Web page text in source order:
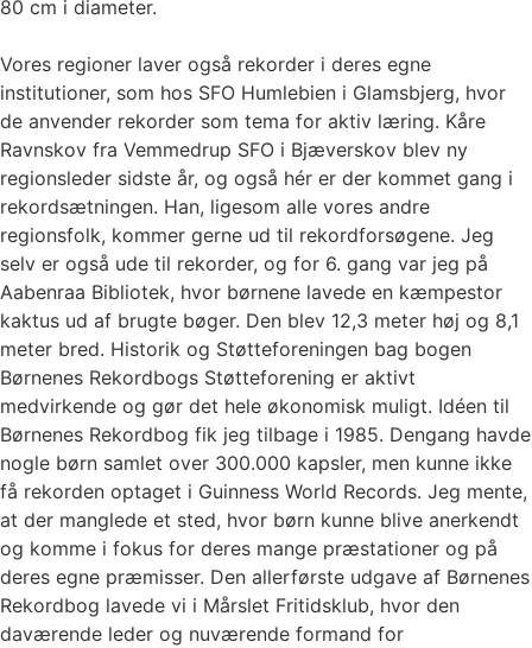
80 cm i diameter.
Vores regioner laver også rekorder i deres egne
institutioner, som hos SFO Humlebien i Glamsbjerg, hvor
de anvender rekorder som tema for aktiv læring. Kåre
Ravnskov fra Vemmedrup SFO i Bjæverskov blev ny
regionsleder sidste år, og også hér er der kommet gang i
rekordsætningen. Han, ligesom alle vores andre
regionsfolk, kommer gerne ud til rekordforsøgene. Jeg
selv er også ude til rekorder, og for 6. gang var jeg på
Aabenraa Bibliotek, hvor børnene lavede en kæmpestor
kaktus ud af brugte bøger. Den blev 12,3 meter høj og 8,1
meter bred. Historik og Støtteforeningen bag bogen
Børnenes Rekordbogs Støtteforening er aktivt
medvirkende og gør det hele økonomisk muligt. Idéen til
Børnenes Rekordbog fik jeg tilbage i 1985. Dengang havde
nogle børn samlet over 300.000 kapsler, men kunne ikke
få rekorden optaget i Guinness World Records. Jeg mente,
at der manglede et sted, hvor børn kunne blive anerkendt
og komme i fokus for deres mange præstationer og på
deres egne præmisser. Den allerførste udgave af Børnenes
Rekordbog lavede vi i Mårslet Fritidsklub, hvor den
daværende leder og nuværende formand for